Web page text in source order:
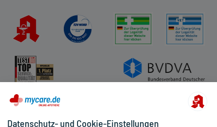
Datenschutz- und Cookie-Einstellungen